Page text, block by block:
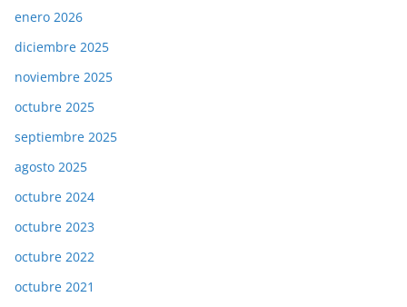
enero 2026
diciembre 2025
noviembre 2025
octubre 2025
septiembre 2025
agosto 2025
octubre 2024
octubre 2023
octubre 2022
octubre 2021